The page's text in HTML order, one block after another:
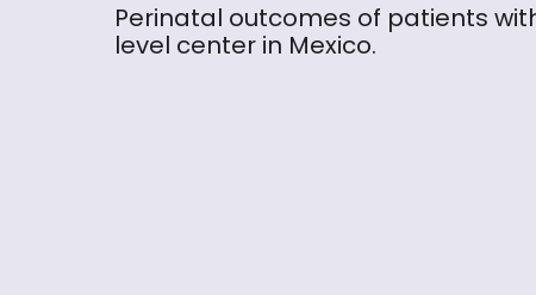
Perinatal outcomes of patients
level center in Mexico.